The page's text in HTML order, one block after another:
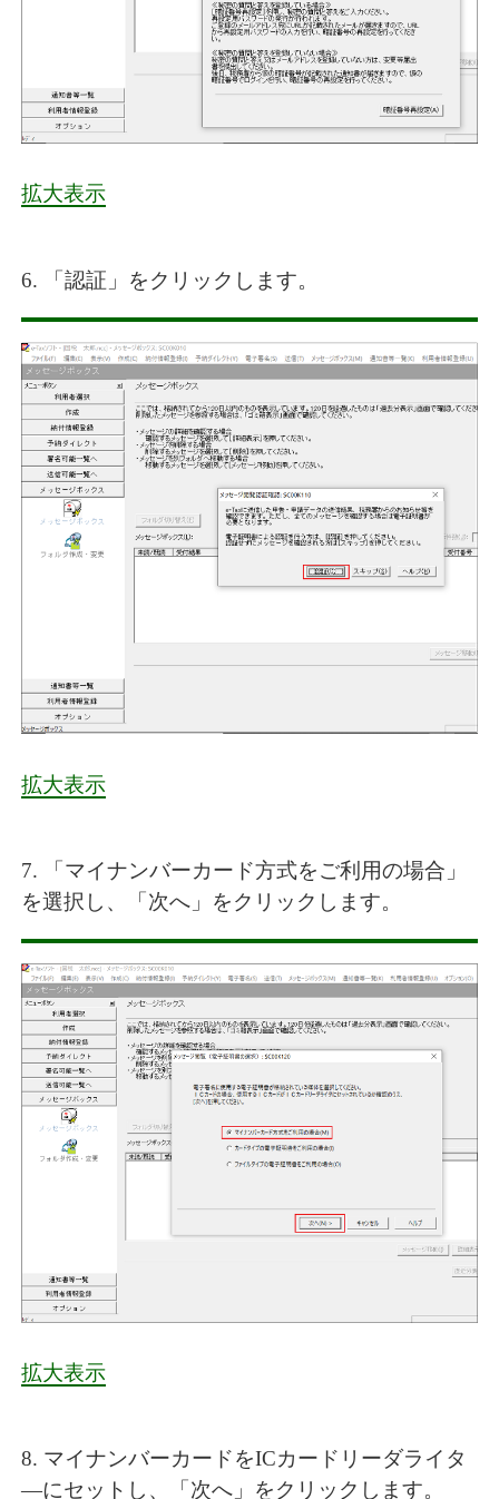
拡大表示
6. 「認証」をクリックします。
拡大表示
7. 「マイナンバーカード方式をご利用の場合」
を選択し、「次へ」をクリックします。
拡大表示
8. マイナンバーカードをICカードリーダライタ
―にセットし、「次へ」をクリックします。